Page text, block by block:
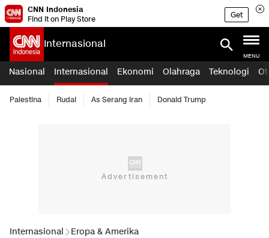
CNN Indonesia
Find it on Play Store
Get
Internasional
MENU
Nasional Internasional Ekonomi Olahraga Teknologi
Palestina Rudal As Serang Iran Donald Trump
Internasional Eropa & Amerika